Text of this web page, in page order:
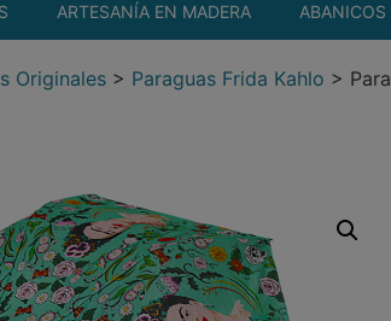
ARTESANÍA EN MADERA ABANICOS
Originales > Paraguas Frida Kahlo >